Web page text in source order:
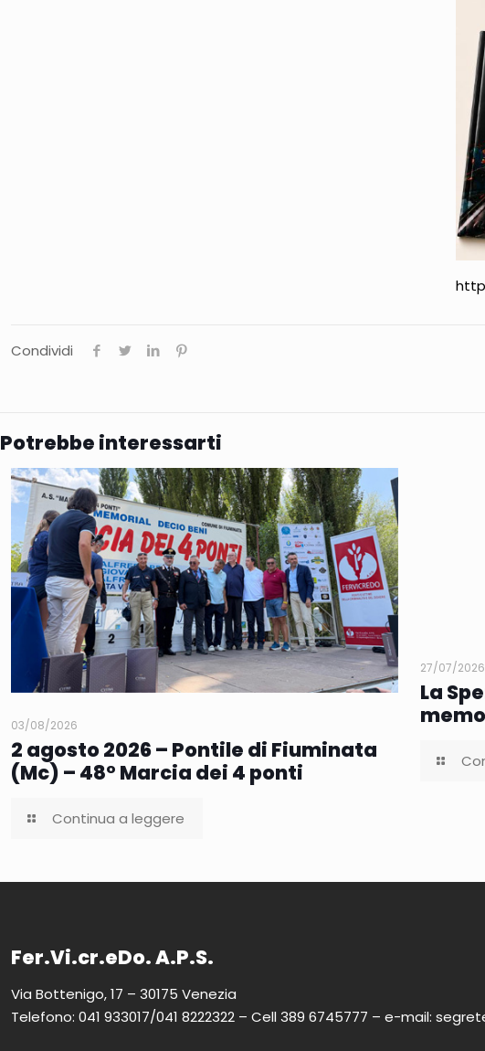
Condividi
Potrebbe interessarti
03/08/2026
2 agosto 2026 – Pontile di Fiuminata
(Mc) – 48° Marcia dei 4 ponti
Continua a leggere
27/07/2026
La
Fer.Vi.cr.eDo. A.P.S.
Via Bottenigo, 17 – 30175 Venezia
Telefono: 041 933017/041 8222322 – Cell 389 6745777 – e-mail: